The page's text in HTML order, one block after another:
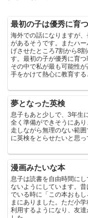
最初の子は優秀に育つ
海外での話になりますが
があるそうです。またハ
げさせたところ7割から8
す。最初の子が優秀に育
その中で私が最も可能性
手をかけて熱心に教育する
夢となった英検
息子もあと少しで、3年生
全く準備ができそうにあ
走しながら無理のない範
に英検をとらせたいと思っ
漫画みたいな本
息子は読書を自由時間に
ないようにしています。
でいる時に「この本おも
まにありました。ただ小
利用するようになり、友